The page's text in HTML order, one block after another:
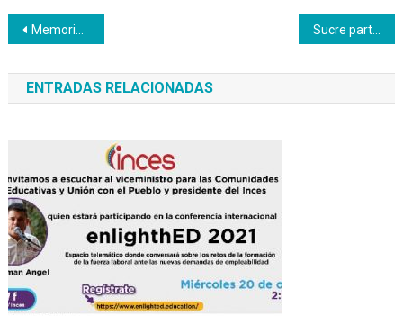
Navegación
de
entradas
Memoria de comandante Chávez conmemorada por segundo día consecutivo en Inces Trujillo Sucre participa en actividades de la Semana de la Mujer
ENTRADAS RELACIONADAS